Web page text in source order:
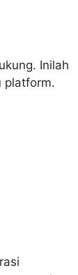
Inilah
platform.